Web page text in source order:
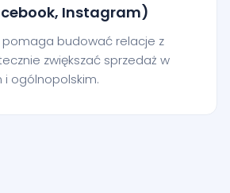
Instagram)
pomaga budować relacje z
zwiększać sprzedaż w
ogólnopolskim.